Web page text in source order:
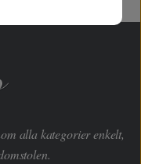
alla kategorier enkelt,